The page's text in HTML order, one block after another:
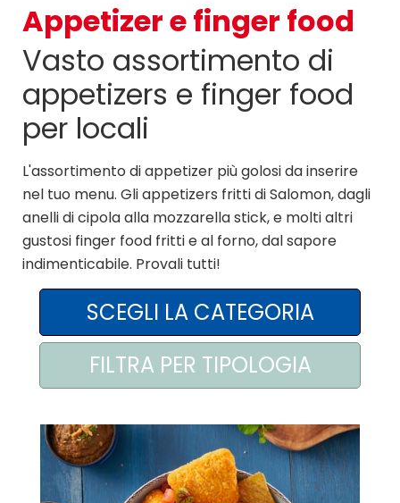
OFFERTE
CONTATTI
AREA AGENTI
Appetizer e finger food
Vasto assortimento di
appetizers e finger food
per locali
L'assortimento di appetizer più golosi da inserire
nel tuo menu. Gli appetizers fritti di Salomon, dagli
anelli di cipola alla mozzarella stick, e molti altri
gustosi finger food fritti e al forno, dal sapore
indimenticabile. Provali tutti!